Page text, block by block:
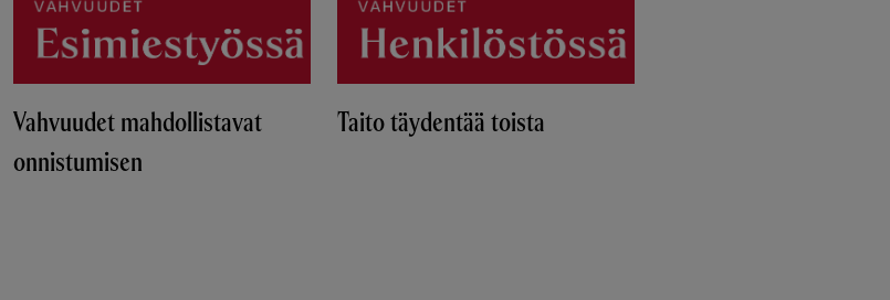
Vahvuudet mahdollistavat
onnistumisen
Taito täydentää toista